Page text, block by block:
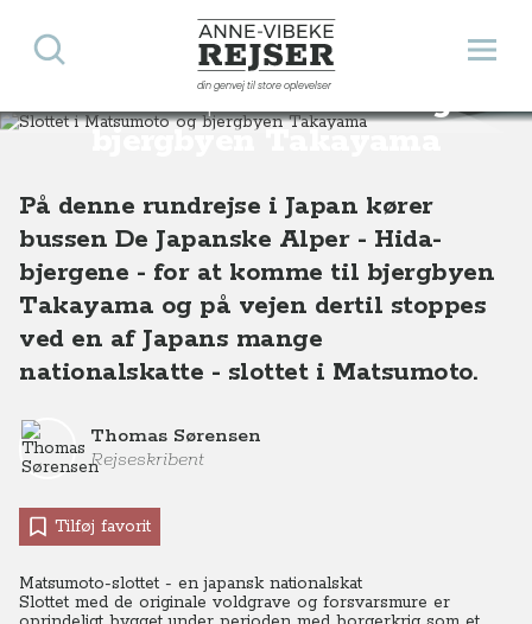
Anne-Vibeke Rejser
din genvej til store oplevelser
Åbn
Søg
Slottet i Matsumoto og
bjergbyen Takayama
Destinationer Asien Japan Slottet i Matsumoto og bjergbyen Takayama, Japan
På denne rundrejse i Japan kører
bussen De Japanske Alper - Hida-
bjergene - for at komme til bjergbyen
Takayama og på vejen dertil stoppes
ved en af Japans mange
nationalskatte - slottet i Matsumoto.
Thomas Sørensen
Rejseskribent
Tilføj favorit
Matsumoto-slottet - en japansk nationalskat
Slottet med de originale voldgrave og forsvarsmure er